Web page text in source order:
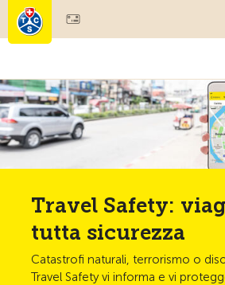
Societariato & prestazioni
Test, sicurezza & salute
Travel Safety:
tutta sicurezza
Catastrofi naturali, terrorismo o
Travel Safety vi informa e vi